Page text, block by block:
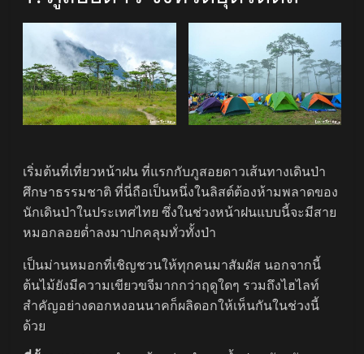
เริ่มต้นที่เที่ยวหน้าฝน ที่แรกกับภูสอยดาวเส้นทางเดินป่า
ศึกษาธรรมชาติ ที่นี่ถือเป็นหนึ่งในลิสต์ต้องห้ามพลาดของ
นักเดินป่าในประเทศไทย ซึ่งในช่วงหน้าฝนแบบนี้จะมีสาย
หมอกลอยต่ำลงมาปกคลุมทั่วทั้งป่า
เป็นม่านหมอกที่เชิญชวนให้ทุกคนมาสัมผัส นอกจากนี้
ต้นไม้ยังมีความเขียวขจีมากกว่าฤดูใดๆ รวมถึงไฮไลท์
สำคัญอย่างดอกหงอนนาคก็ผลิดอกให้เห็นกันในช่วงนี้
ด้วย